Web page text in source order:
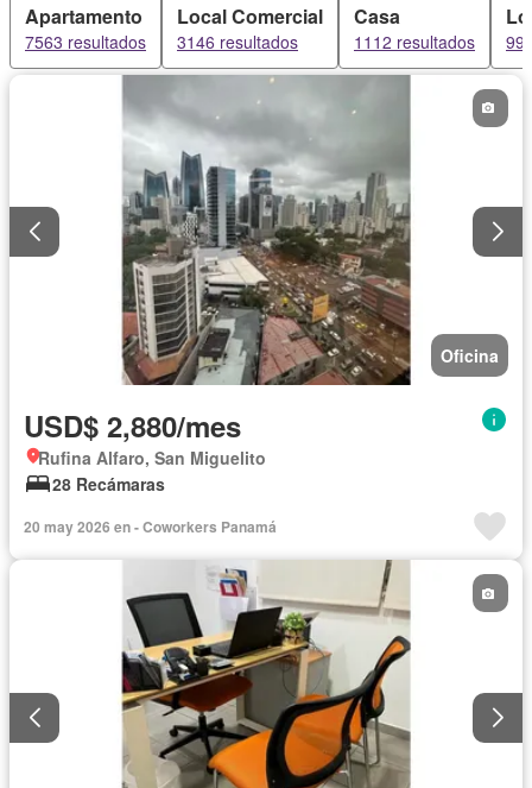
Apartamento
7563 resultados
Local Comercial
3146 resultados
Casa
1112 resultados
Oficina
USD$ 2,880/mes
Rufina Alfaro, San Miguelito
28 Recámaras
20 may 2026 en - Coworkers Panamá